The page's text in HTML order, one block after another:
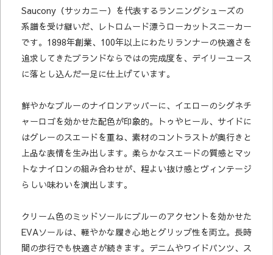
Saucony（サッカニー）を代表するランニングシューズの
系譜を受け継いだ、レトロムード漂うローカットスニーカー
です。1898年創業、100年以上にわたりランナーの快適さを
追求してきたブランドならではの完成度を、デイリーユース
に落とし込んだ一足に仕上げています。
鮮やかなブルーのナイロンアッパーに、イエローのシグネチ
ャーロゴを効かせた配色が印象的。トゥやヒール、サイドに
はグレーのスエードを重ね、素材のコントラストが奥行きと
上品な表情を生み出します。柔らかなスエードの質感とマッ
トなナイロンの組み合わせが、程よい抜け感とヴィンテージ
らしい味わいを演出します。
クリーム色のミッドソールにブルーのアクセントを効かせた
EVAソールは、軽やかな履き心地とグリップ性を両立。長時
間の歩行でも快適さが続きます。デニムやワイドパンツ、ス